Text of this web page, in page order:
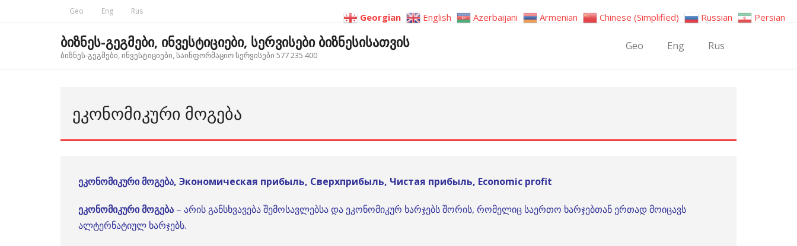
Geo Eng Rus
ბიზნეს-გეგმები, ინვესტიციები, სერვისები ბიზნესისათვის
ბიზნეს-გეგმები, ინვესტიციები, საინფორმაციო სერვისები 577 235 400
Geo Eng Rus
ᲔᲙᲝᲜᲝᲛᲘᲙᲣᲠᲘ ᲛᲝᲒᲔᲑᲐ
ეკონომიკური მოგება, Экономическая прибыль, Сверхприбыль, Чистая прибыль, Economic profit
ეკონომიკური მოგება – არის განსხვავება შემოსავლებსა და ეკონომიკურ ხარჯებს შორის, რომელიც საერთო ხარჯებთან ერთად მოიცავს
ალტერნატიულ ხარჯებს.
Georgian English Azerbaijani Armenian Chinese (Simplified) Russian Persian